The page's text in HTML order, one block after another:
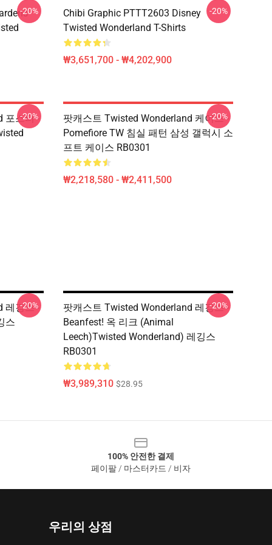
-20%
Chibi Graphic PTTT2603 Disney
Twisted Wonderland T-Shirts
₩3,651,700 - ₩4,202,900
-20%
포스터 -
-20%
팟캐스트 Twisted Wonderland 케이스 -
Pomefiore TW 침실 패턴 삼성 갤럭시 소
프트 케이스 RB0301
₩2,218,580 - ₩2,411,500
-20%
레깅스 -
스
-20%
팟캐스트 Twisted Wonderland 레깅스 -
Beanfest! 옥 리크 (Animal
Leech)Twisted Wonderland) 레깅스
RB0301
₩3,989,310 $28.95
-20%
100% 안전한 결제
페이팔 / 마스터카드 / 비자
우리의 상점